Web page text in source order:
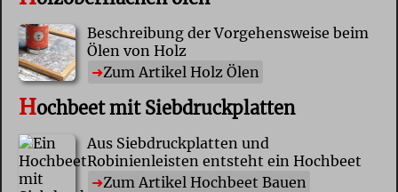
Beschreibung der Vorgehensweise beim
Ölen von Holz
Zum Artikel Holz Ölen
Hochbeet mit Siebdruckplatten
Aus Siebdruckplatten und
Robinienleisten entsteht ein Hochbeet
Zum Artikel Hochbeet Bauen